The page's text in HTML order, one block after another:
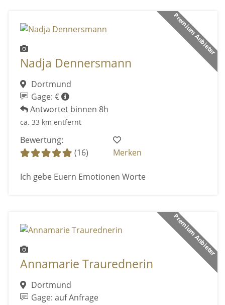
Premium Anbieter
Nadja Dennersmann
Dortmund
Gage: €
Antwortet binnen 8h
ca. 33 km entfernt
Bewertung:
(16)
Merken
Ich gebe Euern Emotionen Worte
Premium Anbieter
Annamarie Traurednerin
Dortmund
Gage: auf Anfrage